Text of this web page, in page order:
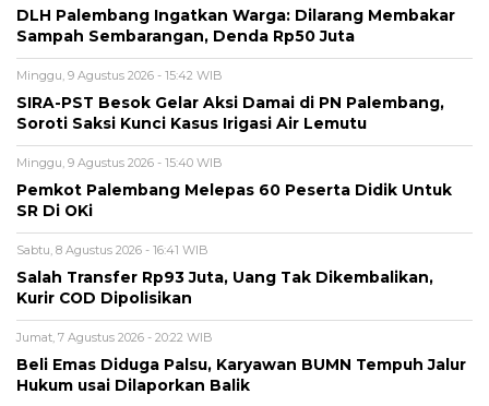
DLH Palembang Ingatkan Warga: Dilarang Membakar
Sampah Sembarangan, Denda Rp50 Juta
Minggu, 9 Agustus 2026 - 15:42 WIB
SIRA-PST Besok Gelar Aksi Damai di PN Palembang,
Soroti Saksi Kunci Kasus Irigasi Air Lemutu
Minggu, 9 Agustus 2026 - 15:40 WIB
Pemkot Palembang Melepas 60 Peserta Didik Untuk
SR Di OKi
Sabtu, 8 Agustus 2026 - 16:41 WIB
Salah Transfer Rp93 Juta, Uang Tak Dikembalikan,
Kurir COD Dipolisikan
Jumat, 7 Agustus 2026 - 20:22 WIB
Beli Emas Diduga Palsu, Karyawan BUMN Tempuh Jalur
Hukum usai Dilaporkan Balik